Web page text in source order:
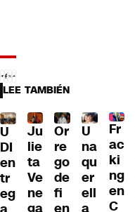
LEE TAMBIÉN
U
DI
en
tr
eg
Ju
lie
ta
Ve
ne
ga
Or
re
go
de
fi
en
U
na
qu
er
ell
a
Fr
ac
ki
ng
en
C